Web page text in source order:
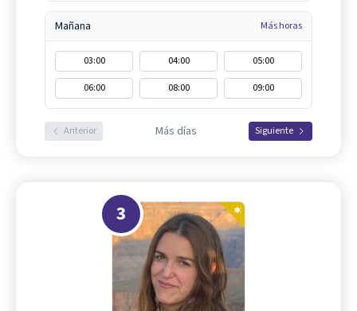
Mañana Más horas
03:00 04:00
05:00
06:00
08:00 09:00
Anterior Más días Siguiente
3